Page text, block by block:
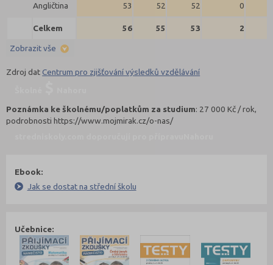
Angličtina 53 52 52 0
Celkem 56 55 53 2
Zobrazit vše
Zdroj datCentrum pro zjišťování výsledků vzdělávání
Poznámka ke školnému/poplatkům za studium: 27 000 Kč / rok,
podrobnosti https://www.mojmirak.cz/o-nas/
Ebook:
Jak se dostat na střední školu
Učebnice: